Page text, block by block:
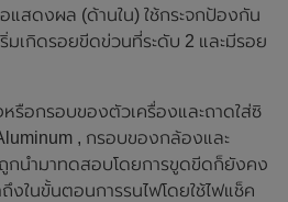
แสดงผล (ด้านใน) ใช้กระจกป้องกัน
มเกิดรอยขีดข่วนที่ระดับ 2 และมีรอย
รือกรอบของตัวเครื่องและถาดใส่ซิ
, กรอบของกล้องและ
ถูกนำมาทดสอบโดยการขูดขีดก็ยังคง
งในขั้นตอนการรนไฟโดยใช้ไฟแช็ค